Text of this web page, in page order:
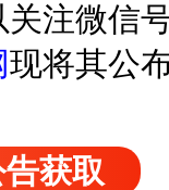
关注微信
现将其公
获取